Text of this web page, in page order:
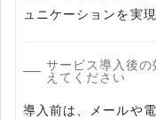
ュニケーションを実現
サービス導入後
えてください
導入前は、メールや